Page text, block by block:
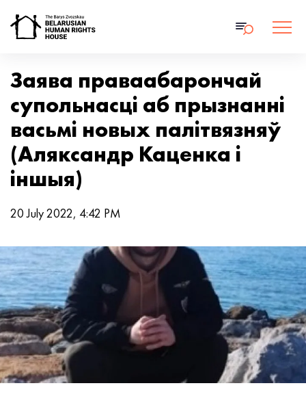
Заява праваабарончай
супольнасці аб прызнанні
васьмі новых палітвязняў
(Аляксандр Каценка і
іншыя)
20 July 2022, 4:42 PM